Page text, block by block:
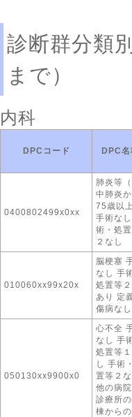
診断群分類
まで）
内科
DPCコード DPC名
0400802499x0xx
肺炎等
中肺炎
75歳以上
手術な
術・処
２なし
010060xx99x20x
脳梗塞
なし 手
処置等２
あり 定
傷病なし
050130xx9900x0
心不全
なし 手
処置等
し 手術
置等２な
他の病院
診療所
棟から